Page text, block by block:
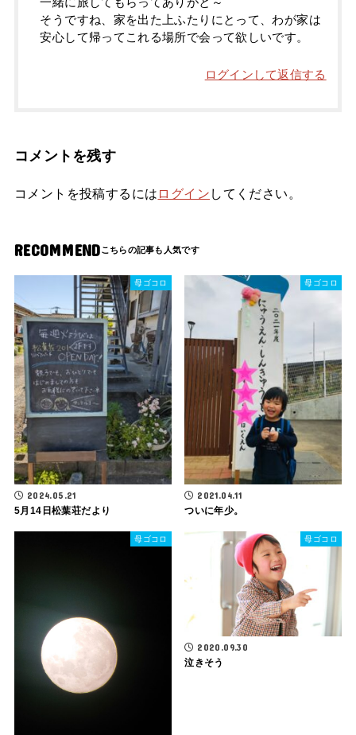
そうですね、家を出た上ふたりにとって、わが家は
安心して帰ってこれる場所で会って欲しいです。
ログインして返信する
コメントを残す
コメントを投稿するには ログイン してください。
RECOMMEND
母ゴコロ
2024.05.21
5月14日松葉荘だより
母ゴコロ
2021.04.11
ついに年少。
母ゴコロ 母ゴコロ
2020.09.30
泣きそう